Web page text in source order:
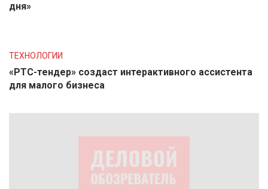
дня»
ТЕХНОЛОГИИ
«РТС-тендер» создаст интерактивного ассистента
для малого бизнеса